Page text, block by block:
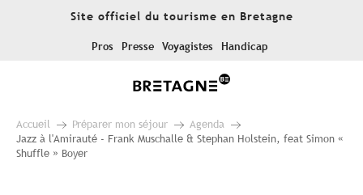
Site officiel du tourisme en Bretagne
Pros Presse Voyagistes Handicap
Accueil Préparer mon séjour
Agenda
Jazz à l'Amirauté - Frank Muschalle & Stephan Holstein, feat Simon «
Shuffle » Boyer